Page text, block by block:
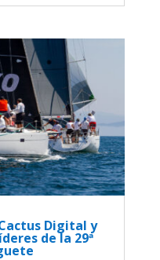
Digital y
de la 29ª